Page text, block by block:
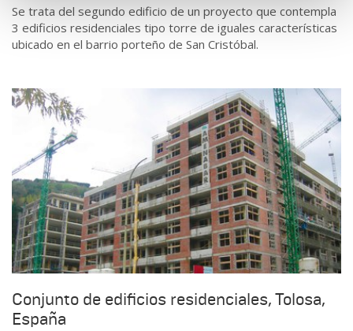
Se trata del segundo edificio de un proyecto que contempla
3 edificios residenciales tipo torre de iguales características
ubicado en el barrio porteño de San Cristóbal.
Conjunto de edificios residenciales, Tolosa,
España